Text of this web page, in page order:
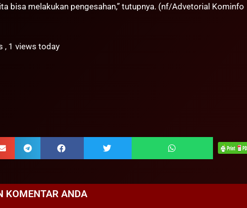
bisa melakukan pengesahan,” tutupnya. (nf/Advetorial Kominfo
, 1 views today
KOMENTAR ANDA